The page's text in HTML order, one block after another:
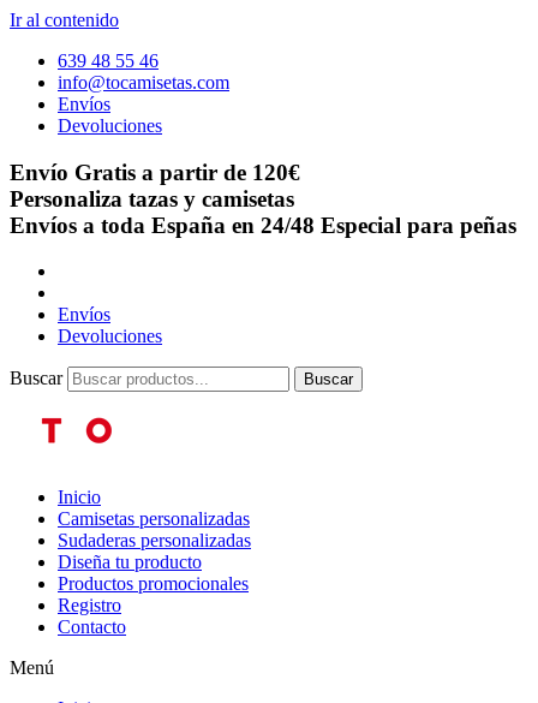
Ir al contenido
639 48 55 46
info@tocamisetas.com
Envíos
Devoluciones
Envío Gratis a partir de 120€
Personaliza tazas y camisetas
Envíos a toda España en 24/48 Especial para peñas
Envíos
Devoluciones
Buscar Buscar
Inicio
Camisetas personalizadas
Sudaderas personalizadas
Diseña tu producto
Productos promocionales
Registro
Contacto
Menú